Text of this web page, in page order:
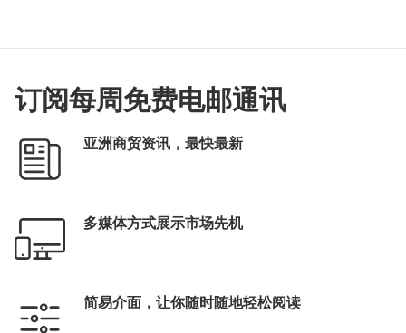
订阅每周免费电邮通讯
亚洲商贸资讯，最快最新
多媒体方式展示市场先机
简易介面，让你随时随地轻松阅读